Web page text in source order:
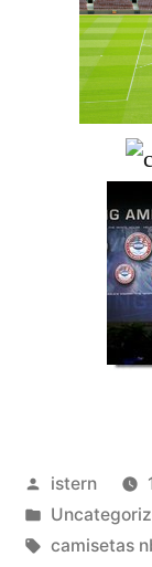
Publicado
por
istern
Publicado
en
Etiquetas:
camisetas